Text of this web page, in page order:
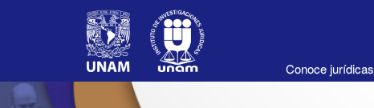
Conoce jurídicas